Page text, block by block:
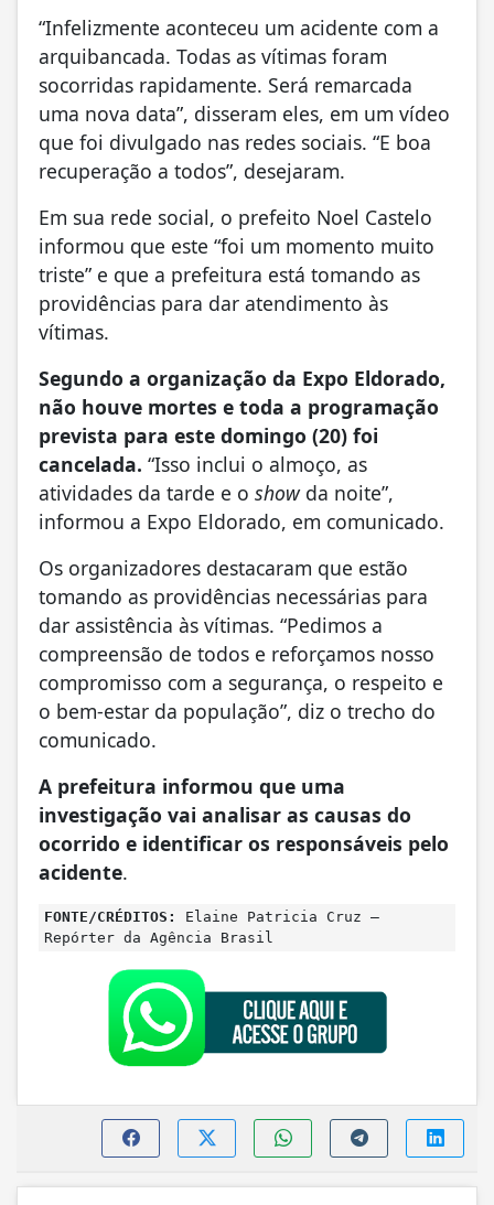
“Infelizmente aconteceu um acidente com a
arquibancada. Todas as vítimas foram
socorridas rapidamente. Será remarcada
uma nova data”, disseram eles, em um vídeo
que foi divulgado nas redes sociais. “E boa
recuperação a todos”, desejaram.
Em sua rede social, o prefeito Noel Castelo
informou que este “foi um momento muito
triste” e que a prefeitura está tomando as
providências para dar atendimento às
vítimas.
Segundo a organização da Expo Eldorado,
não houve mortes e toda a programação
prevista para este domingo (20) foi
cancelada. “Isso inclui o almoço, as
atividades da tarde e o show da noite”,
informou a Expo Eldorado, em comunicado.
Os organizadores destacaram que estão
tomando as providências necessárias para
dar assistência às vítimas. “Pedimos a
compreensão de todos e reforçamos nosso
compromisso com a segurança, o respeito e
o bem-estar da população”, diz o trecho do
comunicado.
A prefeitura informou que uma
investigação vai analisar as causas do
ocorrido e identificar os responsáveis pelo
acidente.
FONTE/CRÉDITOS:
Elaine Patricia Cruz –
Repórter da Agência Brasil